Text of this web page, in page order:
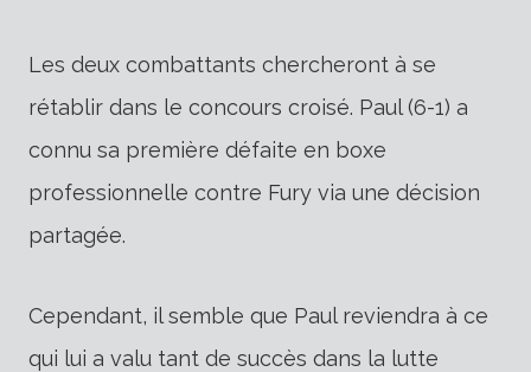
Les deux combattants chercheront à se
rétablir dans le concours croisé. Paul (6-1) a
connu sa première défaite en boxe
professionnelle contre Fury via une décision
partagée.
Cependant, il semble que Paul reviendra à ce
qui lui a valu tant de succès dans la lutte